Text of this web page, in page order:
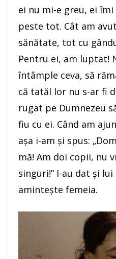
ei nu mi-e greu, ei
peste tot. Cât am
sănătate, tot cu
Pentru ei, am luptat!
întâmple ceva, să
că tatăl lor nu s-ar fi
rugat pe Dumnezeu
fiu cu ei. Când am
aşa i-am şi spus:
mă! Am doi copii, nu
singuri!” I-au dat şi
aminteşte femeia.